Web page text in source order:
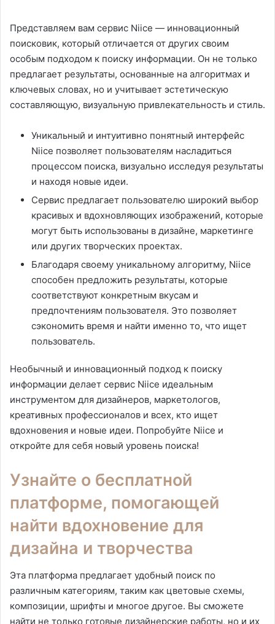
Представляем вам сервис Niice — инновационный
поисковик, который отличается от других своим
особым подходом к поиску информации. Он не только
предлагает результаты, основанные на алгоритмах и
ключевых словах, но и учитывает эстетическую
составляющую, визуальную привлекательность и стиль.
Уникальный и интуитивно понятный интерфейс
Niice позволяет пользователям насладиться
процессом поиска, визуально исследуя результаты
и находя новые идеи.
Сервис предлагает пользователю широкий выбор
красивых и вдохновляющих изображений, которые
могут быть использованы в дизайне, маркетинге
или других творческих проектах.
Благодаря своему уникальному алгоритму, Niice
способен предложить результаты, которые
соответствуют конкретным вкусам и
предпочтениям пользователя. Это позволяет
сэкономить время и найти именно то, что ищет
пользователь.
Необычный и инновационный подход к поиску
информации делает сервис Niice идеальным
инструментом для дизайнеров, маркетологов,
креативных профессионалов и всех, кто ищет
вдохновения и новые идеи. Попробуйте Niice и
откройте для себя новый уровень поиска!
Узнайте о бесплатной
платформе, помогающей
найти вдохновение для
дизайна и творчества
Эта платформа предлагает удобный поиск по
различным категориям, таким как цветовые схемы,
композиции, шрифты и многое другое. Вы сможете
найти не только готовые дизайнерские работы, но и их